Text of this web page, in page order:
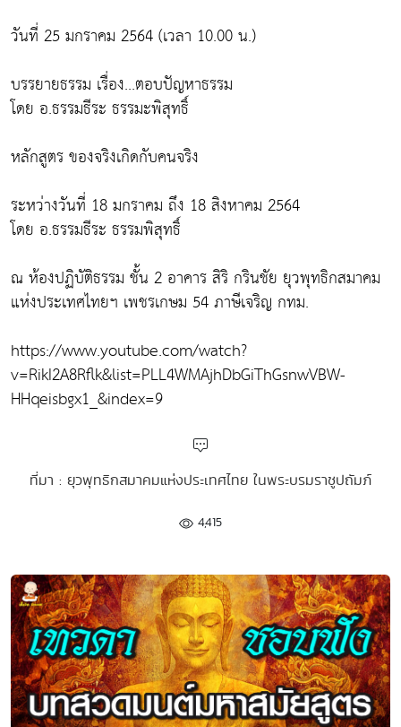
วันที่ 25 มกราคม 2564 (เวลา 10.00 น.)
บรรยายธรรม เรื่อง...ตอบปัญหาธรรม
โดย อ.ธรรมธีระ ธรรมะพิสุทธิ์
หลักสูตร ของจริงเกิดกับคนจริง
ระหว่างวันที่ 18 มกราคม ถึง 18 สิงหาคม 2564
โดย อ.ธรรมธีระ ธรรมพิสุทธิ์
ณ ห้องปฏิบัติธรรม ชั้น 2 อาคาร สิริ กรินชัย ยุวพุทธิกสมาคม
แห่งประเทศไทยฯ เพชรเกษม 54 ภาษีเจริญ กทม.
https://www.youtube.com/watch?
v=RikI2A8Rflk&list=PLL4WMAjhDbGiThGsnwVBW-
HHqeisbgx1_&index=9
ที่มา : ยุวพุทธิกสมาคมแห่งประเทศไทย ในพระบรมราชูปถัมภ์
4,415